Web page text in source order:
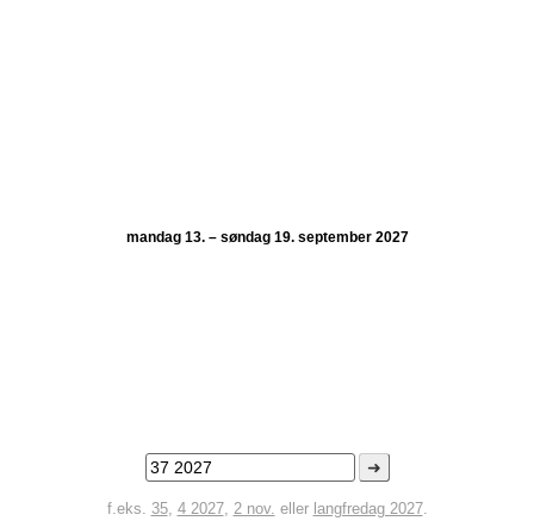
mandag 13. – søndag 19. september 2027
➜
f.eks. 35, 4 2027, 2 nov. eller langfredag 2027.